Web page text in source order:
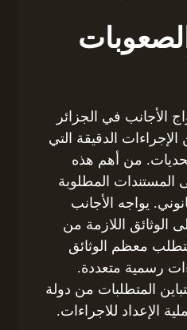
الأجانب في الجزائر
من الإجراءات الدقيقة التي
من أهم هذه
المستندات المطلوبة
يواجه الأجانب
اللازمة من
معظم الوثائق
رسمية متعددة.
المتطلبات من دولة
الإعداد للاجراءات.